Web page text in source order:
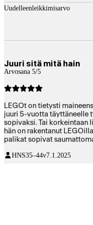
Uudelleenleikkimisarvo
Juuri sitä mitä hain
Arvosana 5/5
LEGOt on tietysti
juuri 5-vuotta täyttäneelle
sopivaksi. Tai korkeintaan
hän on rakentanut
palikat sopivat
ilahduttaa ja kehittää
HNS35–44v7.1.2025